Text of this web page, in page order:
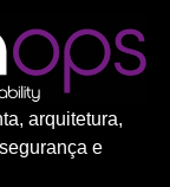
arquitetura,
e